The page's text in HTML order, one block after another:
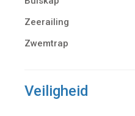
Zeerailing
Zwemtrap
Veiligheid